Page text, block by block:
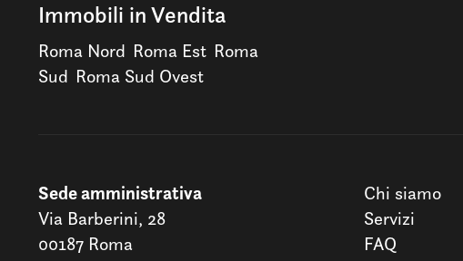
Immobili in Vendita
Roma Nord Roma Est Roma
Sud Roma Sud Ovest
Sede amministrativa
Via Barberini, 28
00187 Roma
Chi siamo
Servizi
FAQ